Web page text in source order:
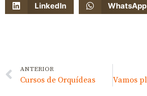
LinkedIn WhatsApp
ANTERIOR
Cursos de Orquídeas